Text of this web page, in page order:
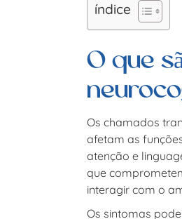
índice
O que
Os chamados
afetam as
atenção e
que
interagir com o
Os sintomas